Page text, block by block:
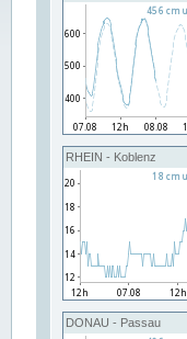
RHEIN - Koblenz
DONAU - Passau